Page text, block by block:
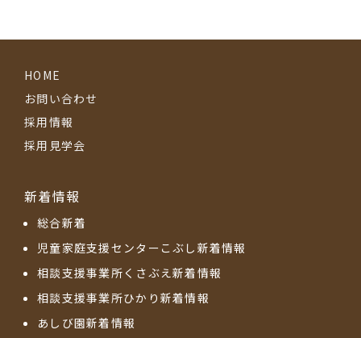
HOME
お問い合わせ
採用情報
採用見学会
新着情報
総合新着
児童家庭支援センターこぶし新着情報
相談支援事業所くさぶえ新着情報
相談支援事業所ひかり新着情報
あしび園新着情報